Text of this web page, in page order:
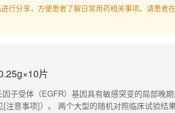
行分享，方便患者了解日常用药相关事项。请患者
片
子受体（EGFR）基因具有敏感突变的局部晚
[注意事项]）。 两个大型的随机对照临床试验结